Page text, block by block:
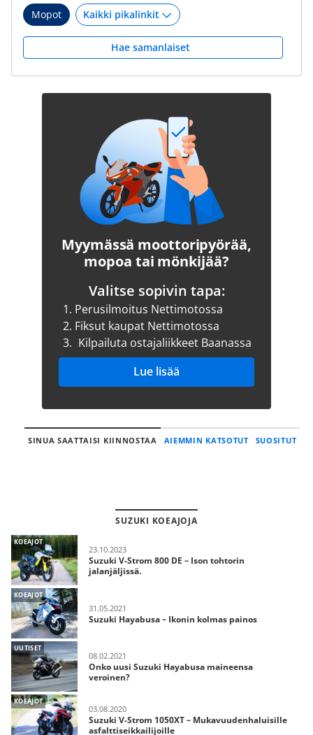
Mopot
Hae samanlaiset
Myymässä moottoripyörää,
mopoa tai mönkijää?
Valitse sopivin tapa:
1. Perusilmoitus Nettimotossa
2. Fiksut kaupat Nettimotossa
3. Kilpailuta ostajaliikkeet Baanassa
Lue lisää
SINUA SAATTAISI KIINNOSTAA AIEMMIN KATSOTUT SUOSITUT
SUZUKI KOEAJOJA
KOEAJOT
23.10.2023
Suzuki V-Strom 800 DE – Ison tohtorin
jalanjäljissä.
KOEAJOT
31.05.2021
Suzuki Hayabusa – Ikonin kolmas painos
UUTISET
08.02.2021
Onko uusi Suzuki Hayabusa maineensa
veroinen?
KOEAJOT
03.08.2020
Suzuki V-Strom 1050XT – Mukavuudenhaluisille
asfalttiseikkailijoille